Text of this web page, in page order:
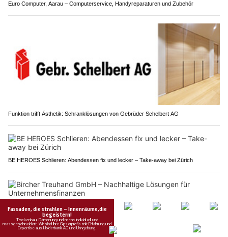
Euro Computer, Aarau – Computerservice, Handyreparaturen und Zubehör
Funktion trifft Ästhetik: Schranklösungen von Gebrüder Schelbert AG
BE HEROES Schlieren: Abendessen fix und lecker – Take-away bei Zürich
Bircher Treuhand GmbH – Nachhaltige Lösungen für Unternehmensfinanzen
Geroldswil ZH: Auto kracht auf A1 in